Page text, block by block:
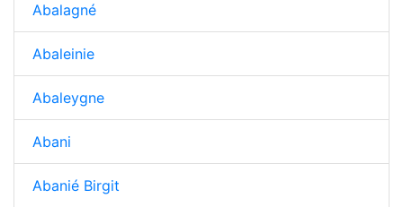
Abalagné
Abaleinie
Abaleygne
Abani
Abanié Birgit